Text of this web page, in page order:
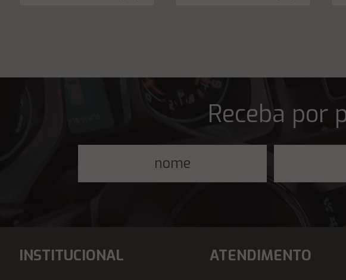
Receba por
INSTITUCIONAL ATENDIMENTO